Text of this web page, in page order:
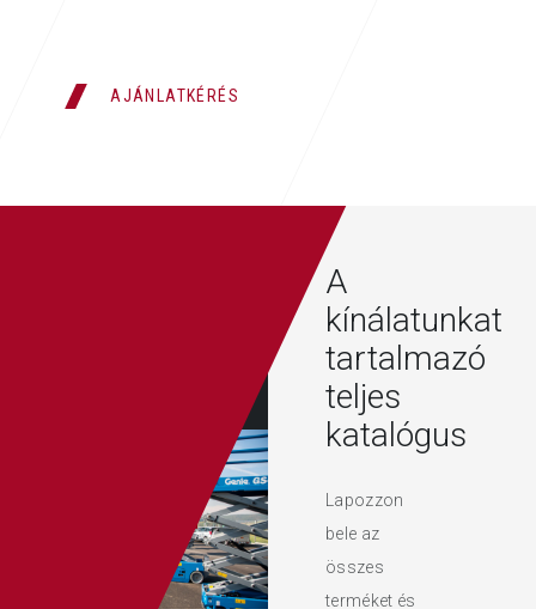
AJÁNLATKÉRÉS
A
kínálatunkat
tartalmazó
teljes
katalógus
Lapozzon
bele az
összes
terméket és